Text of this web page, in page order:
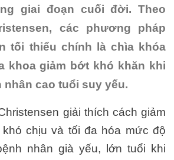
giai đoạn cuối đời. Theo
các phương pháp
tối thiểu chính là chìa khóa
khoa giảm bớt khó khăn khi
nhân cao tuổi suy yếu.
giải thích cách giảm
chịu và tối đa hóa mức độ
nhân già yếu, lớn tuổi khi